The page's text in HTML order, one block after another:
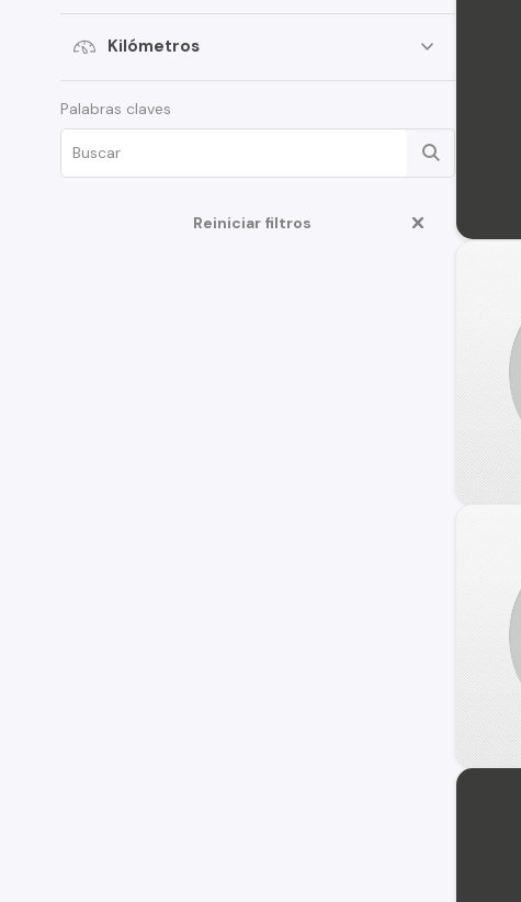
Tiida
Note
ALTIMA
D22
Kilómetros
Palabras claves
Reiniciar filtros